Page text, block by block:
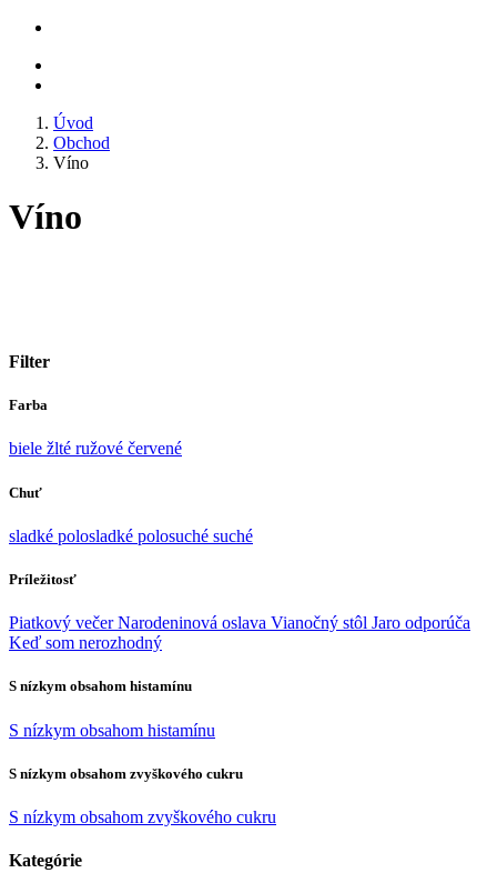
Úvod
Obchod
Víno
Víno
Filter
Farba
biele žlté ružové červené
Chuť
sladké polosladké polosuché suché
Príležitosť
Piatkový večerNarodeninová oslava Vianočný stôl Jaro odporúča
Keď som nerozhodný
S nízkym obsahom histamínu
S nízkym obsahom histamínu
S nízkym obsahom zvyškového cukru
S nízkym obsahom zvyškového cukru
Kategórie